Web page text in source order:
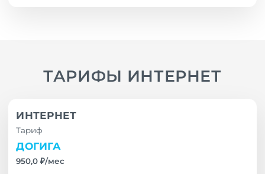
ТАРИФЫ ИНТЕРНЕТ
ИНТЕРНЕТ
Тариф
ДОГИГА
950,0 ₽/мес